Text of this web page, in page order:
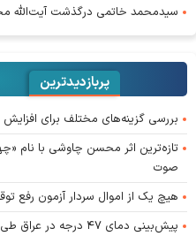
سیدمحمد خاتمی درگذشت آیت‌الله
پربازدیدترین
بررسی گزینه‌های مختلف برای افزایش
صوت
هیچ یک از اموال سردار آزمون رفع
پیش‌بینی دمای ۴۷ درجه در عراق طی در روز اربعین